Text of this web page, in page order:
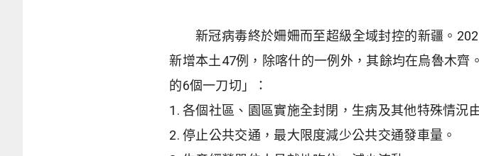
新冠病毒終於姍姍而至超級全域封控的新疆。
新增本土47例，除喀什的一例外，其餘均在烏魯木齊。
的6個一刀切」：
1.各個社區、園區實施全封閉，生病及其他特殊情況
2.停止公共交通，最大限度減少公共交通發車量。